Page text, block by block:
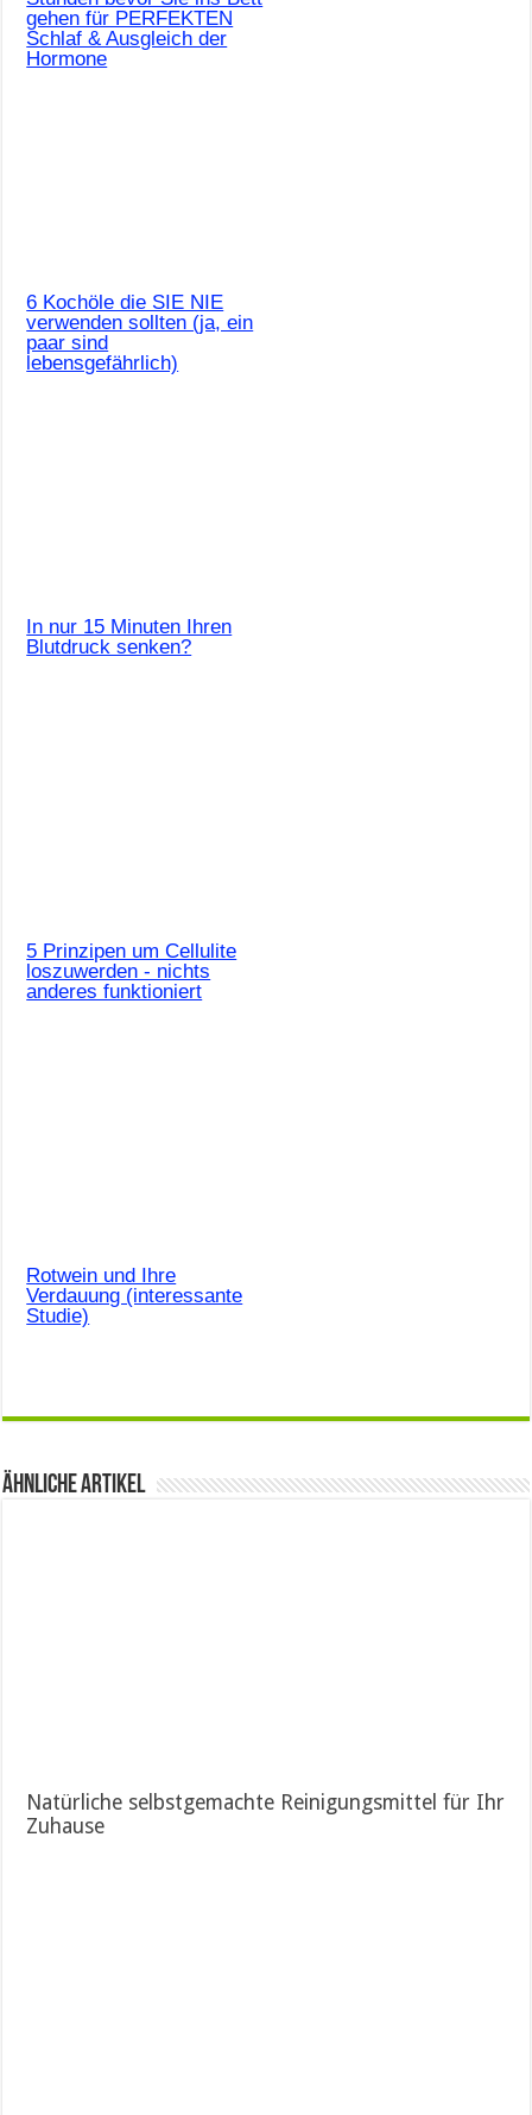
gehen für PERFEKTEN
Schlaf & Ausgleich der
Hormone
6 Kochöle die SIE NIE
verwenden sollten (ja, ein
paar sind
lebensgefährlich)
In nur 15 Minuten Ihren
Blutdruck senken?
5 Prinzipen um Cellulite
loszuwerden - nichts
anderes funktioniert
Rotwein und Ihre
Verdauung (interessante
Studie)
Ähnliche Artikel
Natürliche selbstgemachte Reinigungsmittel für Ihr
Zuhause